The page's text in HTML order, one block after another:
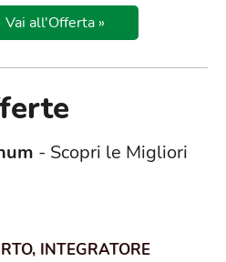
Vai all'Offerta »
- Scopri le Migliori
INTEGRATORE